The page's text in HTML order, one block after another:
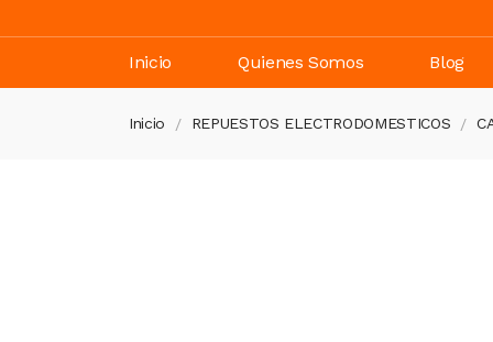
Inicio Quienes Somos Blog
Inicio REPUESTOS ELECTRODOMESTICOS